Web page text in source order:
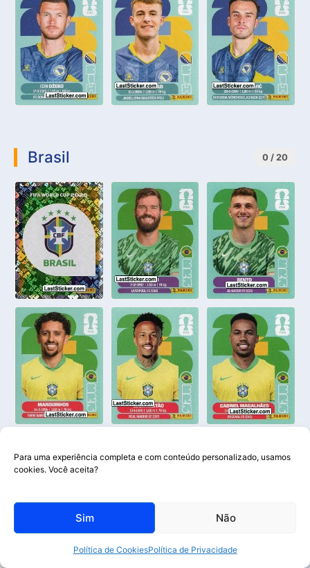
Para uma experiência completa e com conteúdo personalizado, usamos
cookies. Você aceita?
Sim Não
Política de CookiesPolítica de Privacidade
Brasil 0 / 20